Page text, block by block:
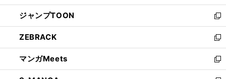
開
く
ウ
で
開
く
ン
ド
ウ
で
開
く
ウ
ィ
ン
ド
ウ
で
開
し
い
ウ
ィ
ン
ド
ウ
ジャンプTOON
新
し
い
ウ
ィ
ン
ZEBRACK
新
し
い
ウ
マンガMeets
新
し